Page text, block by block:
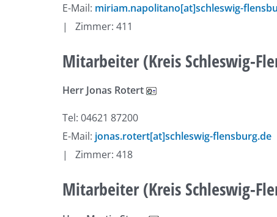
E-Mail: miriam.napolitano[at]schleswig-
| Zimmer: 411
Mitarbeiter (Kreis Schleswig-
Herr Jonas Rotert
Tel: 04621 87200
E-Mail: jonas.rotert[at]schleswig-flensburg.de
| Zimmer: 418
Mitarbeiter (Kreis Schleswig-